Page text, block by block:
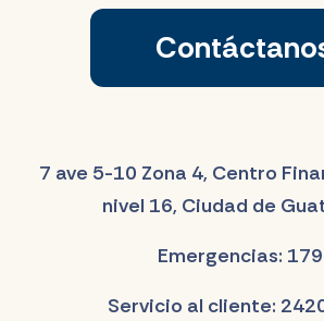
7 ave 5-10 Zona 4, Centro
nivel 16, Ciudad de
Emergencias:
Servicio al cliente: